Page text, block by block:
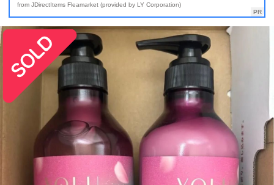
from JDirectItems Fleamarket (provided by LY Corporation)